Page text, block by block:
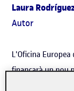
Laura
Autor
L'Oficina Europea
finançarà un nou